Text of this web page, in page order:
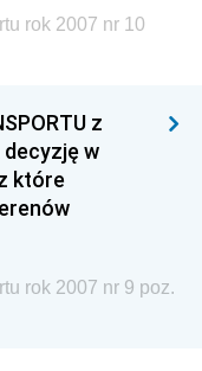
Transportu
Policji
i Polityki
Budownictwa
rok 2007 nr 10
z
w
które
rok 2007 nr 9 poz.